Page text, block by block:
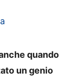
quando
un genio